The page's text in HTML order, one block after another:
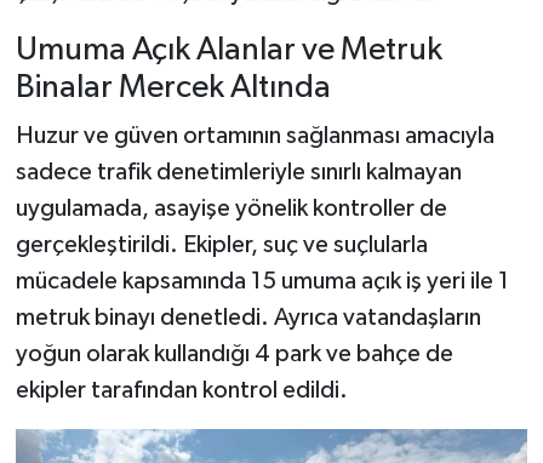
Umuma Açık Alanlar ve Metruk
Binalar Mercek Altında
Huzur ve güven ortamının sağlanması amacıyla
sadece trafik denetimleriyle sınırlı kalmayan
uygulamada, asayişe yönelik kontroller de
gerçekleştirildi. Ekipler, suç ve suçlularla
mücadele kapsamında 15 umuma açık iş yeri ile 1
metruk binayı denetledi. Ayrıca vatandaşların
yoğun olarak kullandığı 4 park ve bahçe de
ekipler tarafından kontrol edildi.